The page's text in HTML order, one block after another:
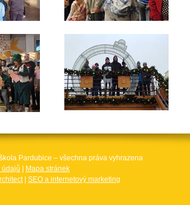
Pardubice – všechna práva vyhrazena
údajů
Mapa stránek
| SEO a internetový marketing